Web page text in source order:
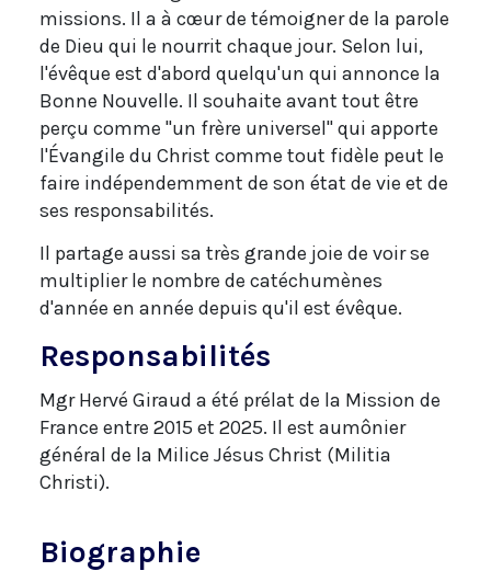
missions. Il a à cœur de témoigner de la parole
de Dieu qui le nourrit chaque jour. Selon lui,
l'évêque est d'abord quelqu'un qui annonce la
Bonne Nouvelle. Il souhaite avant tout être
perçu comme "un frère universel" qui apporte
l'Évangile du Christ comme tout fidèle peut le
faire indépendemment de son état de vie et de
ses responsabilités.
Il partage aussi sa très grande joie de voir se
multiplier le nombre de catéchumènes
d'année en année depuis qu'il est évêque.
Responsabilités
Mgr Hervé Giraud a été prélat de la Mission de
France entre 2015 et 2025. Il est aumônier
général de la Milice Jésus Christ (Militia
Christi).
Biographie